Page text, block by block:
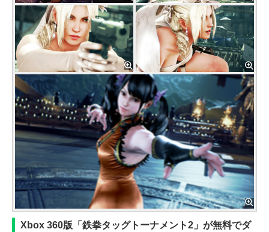
Xbox 360版「鉄拳タッグトーナメント2」が無料でダ